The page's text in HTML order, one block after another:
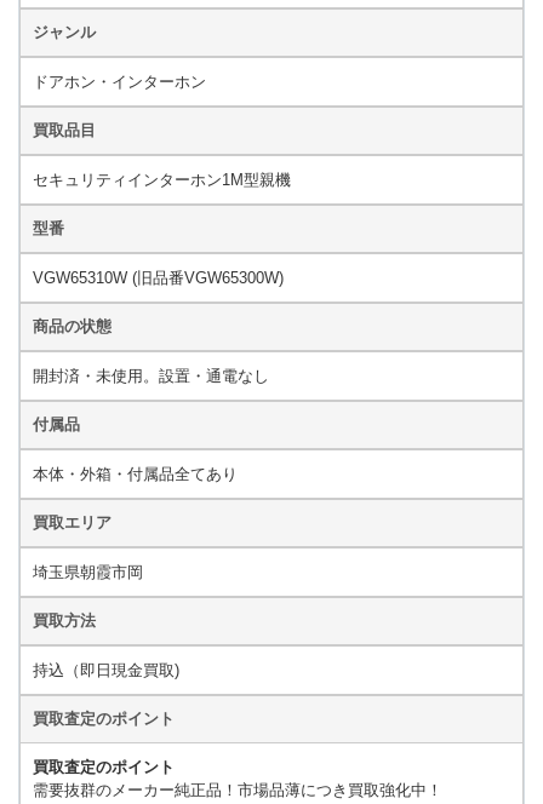
ジャンル
ドアホン・インターホン
買取品目
セキュリティインターホン1M型親機
型番
VGW65310W (旧品番VGW65300W)
商品の状態
開封済・未使用。設置・通電なし
付属品
本体・外箱・付属品全てあり
買取エリア
埼玉県朝霞市岡
買取方法
持込（即日現金買取)
買取査定のポイント
買取査定のポイント
需要抜群のメーカー純正品！市場品薄につき買取強化中！